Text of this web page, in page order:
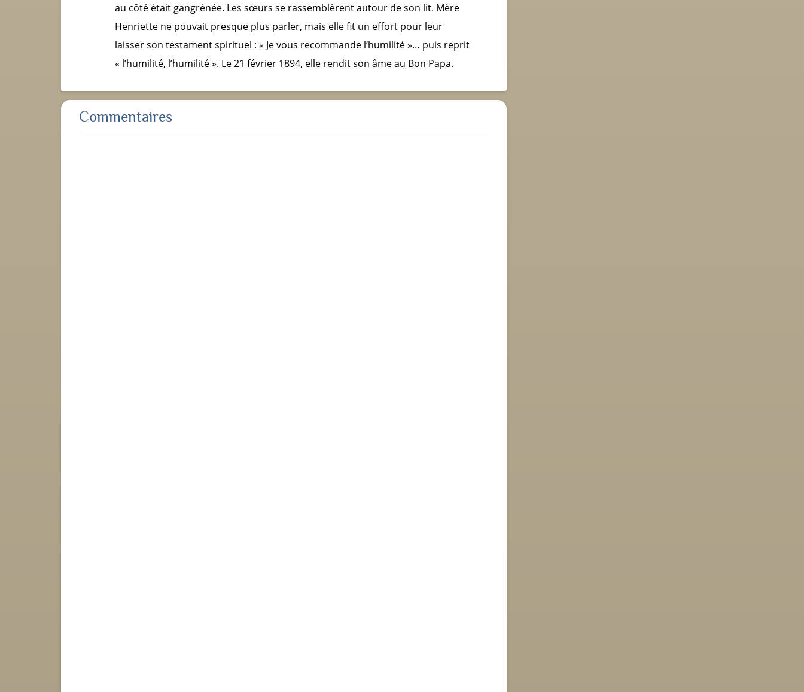
au côté était gangrénée. Les sœurs se rassemblèrent autour de son lit. Mère
Henriette ne pouvait presque plus parler, mais elle fit un effort pour leur
laisser son testament spirituel : « Je vous recommande l’humilité »… puis reprit
« l’humilité, l’humilité ». Le 21 février 1894, elle rendit son âme au Bon Papa.
Commentaires